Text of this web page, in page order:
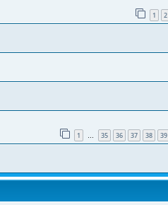
1 2
1 … 35 36 37 38 39